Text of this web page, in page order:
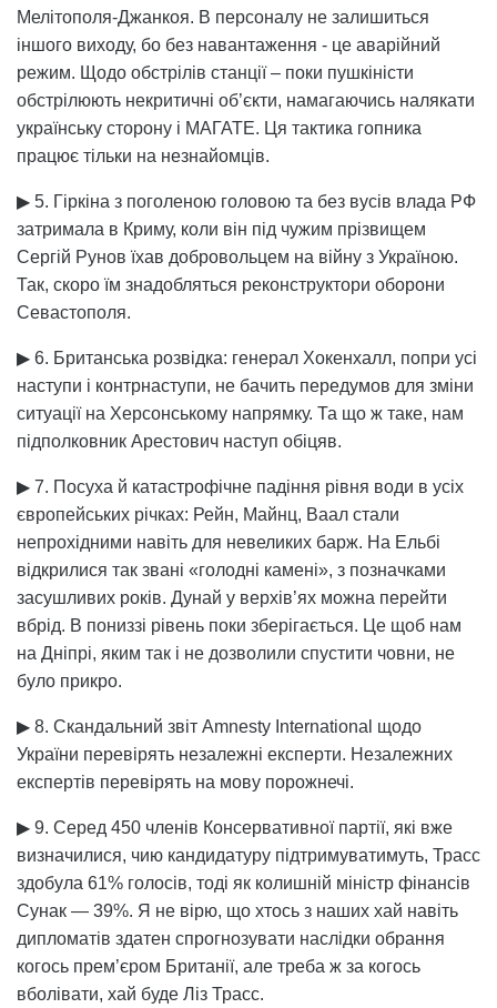
Мелітополя-Джанкоя. В персоналу не залишиться
іншого виходу, бо без навантаження - це аварійний
режим. Щодо обстрілів станції – поки пушкіністи
обстрілюють некритичні об’єкти, намагаючись налякати
українську сторону і МАГАТЕ. Ця тактика гопника
працює тільки на незнайомців.
▶ 5. Гіркіна з поголеною головою та без вусів влада РФ
затримала в Криму, коли він під чужим прізвищем
Сергій Рунов їхав добровольцем на війну з Україною.
Так, скоро їм знадобляться реконструктори оборони
Севастополя.
▶ 6. Британська розвідка: генерал Хокенхалл, попри усі
наступи і контрнаступи, не бачить передумов для зміни
ситуації на Херсонському напрямку. Та що ж таке, нам
підполковник Арестович наступ обіцяв.
▶ 7. Посуха й катастрофічне падіння рівня води в усіх
європейських річках: Рейн, Майнц, Ваал стали
непрохідними навіть для невеликих барж. На Ельбі
відкрилися так звані «голодні камені», з позначками
засушливих років. Дунай у верхів’ях можна перейти
вбрід. В пониззі рівень поки зберігається. Це щоб нам
на Дніпрі, яким так і не дозволили спустити човни, не
було прикро.
▶ 8. Скандальний звіт Amnesty International щодо
України перевірять незалежні експерти. Незалежних
експертів перевірять на мову порожнечі.
▶ 9. Серед 450 членів Консервативної партії, які вже
визначилися, чию кандидатуру підтримуватимуть, Трасс
здобула 61% голосів, тоді як колишній міністр фінансів
Сунак — 39%. Я не вірю, що хтось з наших хай навіть
дипломатів здатен спрогнозувати наслідки обрання
когось прем’єром Британії, але треба ж за когось
вболівати, хай буде Ліз Трасс.